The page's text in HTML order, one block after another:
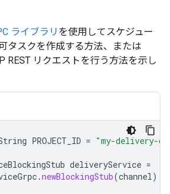
ライブラリ を使用してスケジュー
タスクを作成する方法、または
REST リクエストを行う方法を示し
PROJECT_ID = "my-delivery-
deliveryService =
.newBlockingStub(channel);